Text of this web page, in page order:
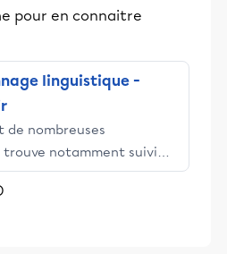
pour en connaitre
linguistique -
de nombreuses
notamment suivi
direct avec les sens
d’argent à